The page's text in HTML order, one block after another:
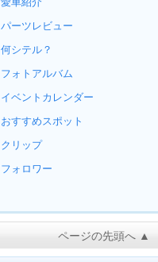
パーツレビュー
何シテル？
フォトアルバム
イベントカレンダー
おすすめスポット
クリップ
フォロワー
ページの先頭へ ▲